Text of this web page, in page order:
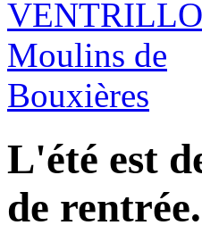
L'été est
de rentrée.